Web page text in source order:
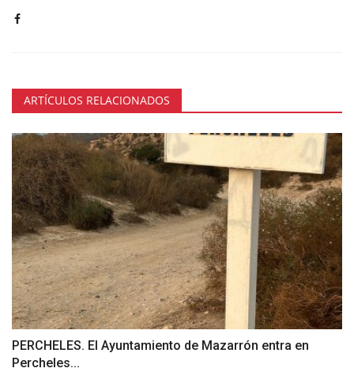
ARTÍCULOS RELACIONADOS
PERCHELES. El Ayuntamiento de Mazarrón entra en
Percheles...